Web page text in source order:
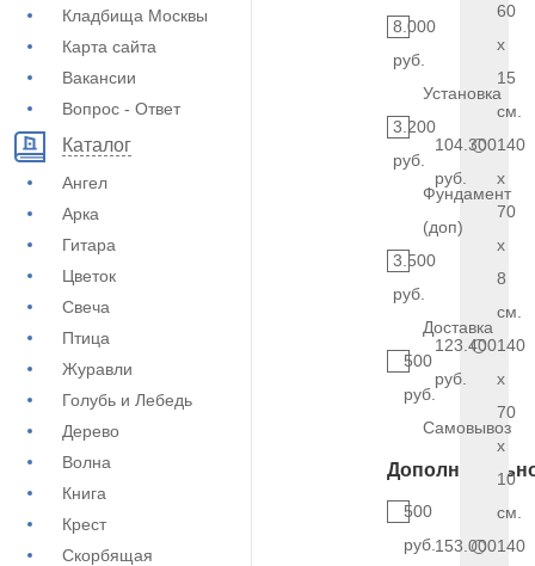
Кладбища Москвы
Карта сайта
Вакансии
Вопрос - Ответ
Каталог
Ангел
Арка
Гитара
Цветок
Свеча
Птица
Журавли
Голубь и Лебедь
Дерево
Волна
Книга
Крест
Скорбящая
8.000
руб.
Установка
3.200
руб.
Фундамент
(доп)
3.500
руб.
Доставка
500
руб.
Самовывоз
500
руб.
60
x
15
см.
104.300
руб.
140
x
70
x
8
см.
123.400
руб.
140
x
70
x
10
см.
153.000140